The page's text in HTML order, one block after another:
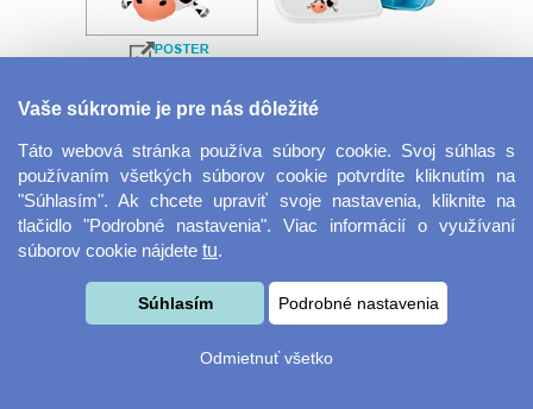
Velkoformátová
fotografie
Desiatový box
Vaše súkromie je pre nás dôležité
Táto webová stránka používa súbory cookie. Svoj súhlas s
používaním všetkých súborov cookie potvrdíte kliknutím na
"Súhlasím". Ak chcete upraviť svoje nastavenia, kliknite na
tlačidlo "Podrobné nastavenia". Viac informácií o využívaní
súborov cookie nájdete tu.
Súhlasím Podrobné nastavenia
Odmietnuť všetko